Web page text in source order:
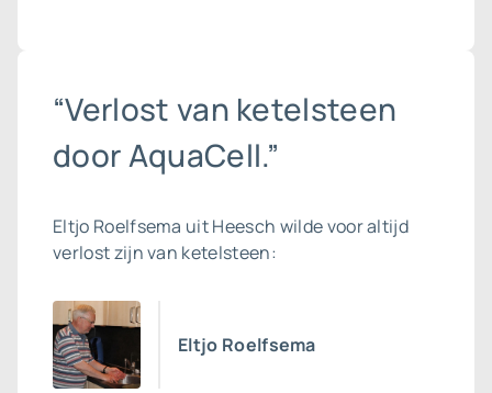
“Verlost van ketelsteen
door AquaCell.”
Eltjo Roelfsema uit Heesch wilde voor altijd
verlost zijn van ketelsteen:
Eltjo Roelfsema